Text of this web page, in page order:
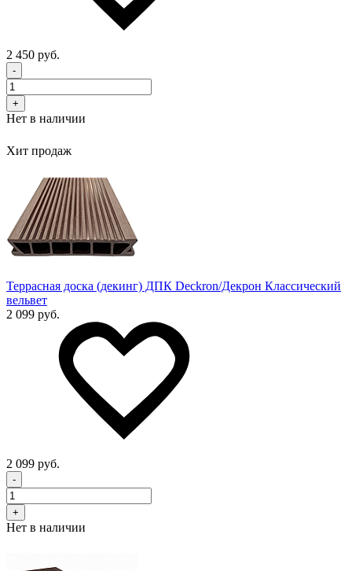
2 450 руб.
-
+
Нет в наличии
Хит продаж
Террасная доска (декинг) ДПК Deckron/Декрон Классический
вельвет
2 099 руб.
2 099 руб.
-
+
Нет в наличии